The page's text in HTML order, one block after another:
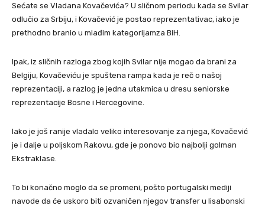
Sećate se Vladana Kovačevića? U sličnom periodu kada se Svilar
odlučio za Srbiju, i Kovačević je postao reprezentativac, iako je
prethodno branio u mlađim kategorijamza BiH.
Ipak, iz sličnih razloga zbog kojih Svilar nije mogao da brani za
Belgiju, Kovačeviću je spuštena rampa kada je reč o našoj
reprezentaciji, a razlog je jedna utakmica u dresu seniorske
reprezentacije Bosne i Hercegovine.
Iako je još ranije vladalo veliko interesovanje za njega, Kovačević
je i dalje u poljskom Rakovu, gde je ponovo bio najbolji golman
Ekstraklase.
To bi konačno moglo da se promeni, pošto portugalski mediji
navode da će uskoro biti ozvaničen njegov transfer u lisabonski